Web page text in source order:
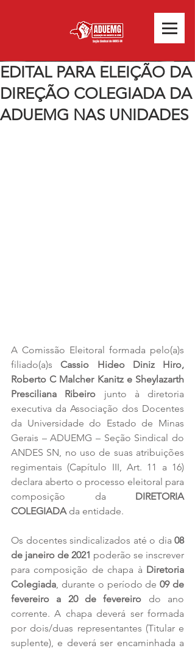
EDITAL PARA ELEIÇÃO DA
DIREÇÃO COLEGIADA DA
ADUEMG NAS UNIDADES
A Comissão Eleitoral formada pelo(a)s
filiado(a)s Cassio Hideo Diniz Hiro,
Roberto C Malcher Kanitz e Sheylazarth
Presciliana Ribeiro junto à diretoria
executiva da Associação dos Docentes
da Universidade do Estado de Minas
Gerais – ADUEMG – Seção Sindical do
ANDES SN, no uso de suas atribuições
regimentais (Capítulo III, Art. 11 a 16)
declara aberto o processo eleitoral para
composição da DIRETORIA
COLEGIADA da entidade.
Os docentes sindicalizados até o dia 08
de janeiro de 2021 poderão se inscrever
para composição de chapa à Diretoria
Colegiada, durante o período de 09 de
fevereiro a 20 de fevereiro do ano
corrente. A chapa deverá ser formada
por dois/duas representantes (Titular e
suplente), e deverá ser encaminhada a